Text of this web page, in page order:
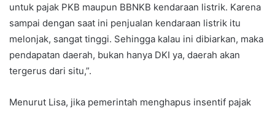
untuk pajak PKB maupun BBNKB kendaraan listrik. Karena
sampai dengan saat ini penjualan kendaraan listrik itu
melonjak, sangat tinggi. Sehingga kalau ini dibiarkan, maka
pendapatan daerah, bukan hanya DKI ya, daerah akan
tergerus dari situ,”.
Menurut Lisa, jika pemerintah menghapus insentif pajak